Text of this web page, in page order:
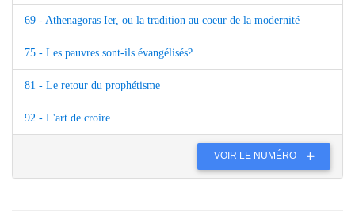
69 - Athenagoras Ier, ou la tradition au coeur de la modernité
75 - Les pauvres sont-ils évangélisés?
81 - Le retour du prophétisme
92 - L'art de croire
VOIR LE NUMÉRO